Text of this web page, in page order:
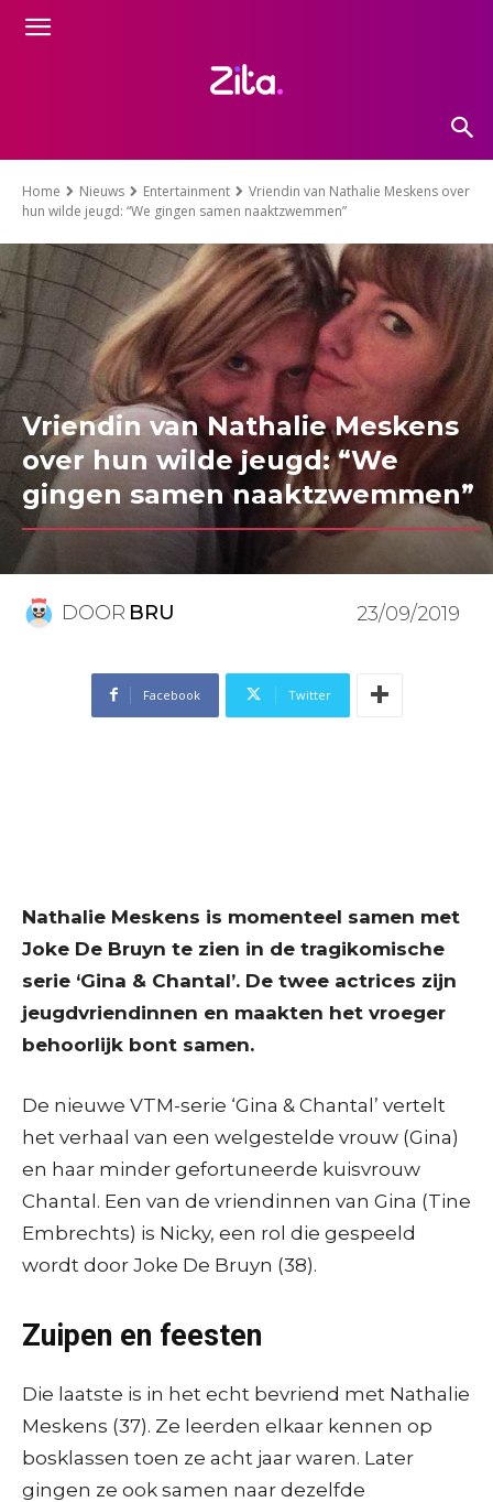
Home Nieuws Entertainment
Vriendin van Nathalie Meskens over
hun wilde jeugd: “We gingen samen naaktzwemmen”
Vriendin van Nathalie Meskens
over hun wilde jeugd: “We
gingen samen naaktzwemmen”
DOOR BRU 23/09/2019
Facebook Twitter
Nathalie Meskens is momenteel samen met
Joke De Bruyn te zien in de tragikomische
serie ‘Gina & Chantal’. De twee actrices zijn
jeugdvriendinnen en maakten het vroeger
behoorlijk bont samen.
De nieuwe VTM-serie ‘Gina & Chantal’ vertelt
het verhaal van een welgestelde vrouw (Gina)
en haar minder gefortuneerde kuisvrouw
Chantal. Een van de vriendinnen van Gina (Tine
Embrechts) is Nicky, een rol die gespeeld
wordt door Joke De Bruyn (38).
Zuipen en feesten
Die laatste is in het echt bevriend met Nathalie
Meskens (37). Ze leerden elkaar kennen op
bosklassen toen ze acht jaar waren. Later
gingen ze ook samen naar dezelfde